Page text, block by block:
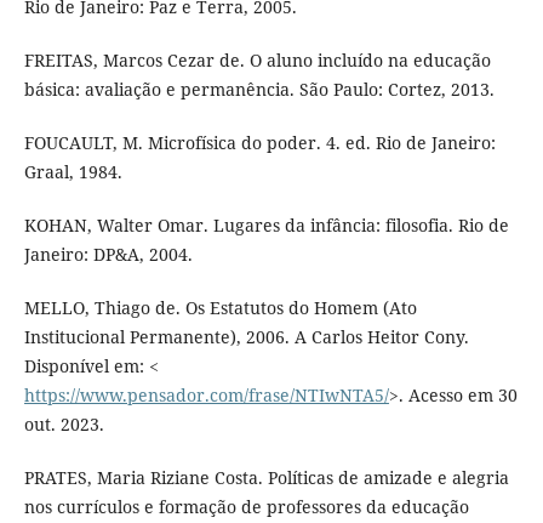
Rio de Janeiro: Paz e Terra, 2005.
FREITAS, Marcos Cezar de. O aluno incluído na educação
básica: avaliação e permanência. São Paulo: Cortez, 2013.
FOUCAULT, M. Microfísica do poder. 4. ed. Rio de Janeiro:
Graal, 1984.
KOHAN, Walter Omar. Lugares da infância: filosofia. Rio de
Janeiro: DP&A, 2004.
MELLO, Thiago de. Os Estatutos do Homem (Ato
Institucional Permanente), 2006. A Carlos Heitor Cony.
Disponível em: <
https://www.pensador.com/frase/NTIwNTA5/>. Acesso em 30
out. 2023.
PRATES, Maria Riziane Costa. Políticas de amizade e alegria
nos currículos e formação de professores da educação